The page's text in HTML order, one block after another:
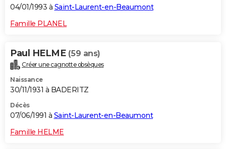
04/01/1993 à Saint-Laurent-en-Beaumont
Famille PLANEL
Paul HELME (59 ans)
Créer une cagnotte obsèques
Naissance
30/11/1931 à BADERITZ
Décès
07/06/1991 à Saint-Laurent-en-Beaumont
Famille HELME